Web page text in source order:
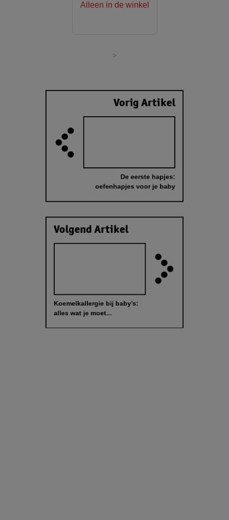
Alleen in de winkel
>
Vorig Artikel
De eerste hapjes:
oefenhapjes voor je baby
Volgend Artikel
Koemelkallergie bij baby’s:
alles wat je moet...